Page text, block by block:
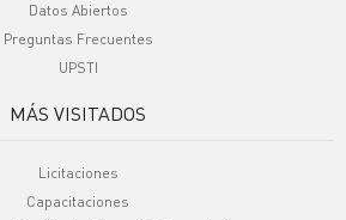
Datos Abiertos
Preguntas Frecuentes
UPSTI
MÁS VISITADOS
Licitaciones
Capacitaciones